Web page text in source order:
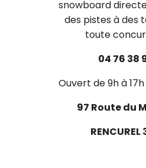
snowboard
des pistes à des
toute
04 76 38
Ouvert de 9h à
97 Route du